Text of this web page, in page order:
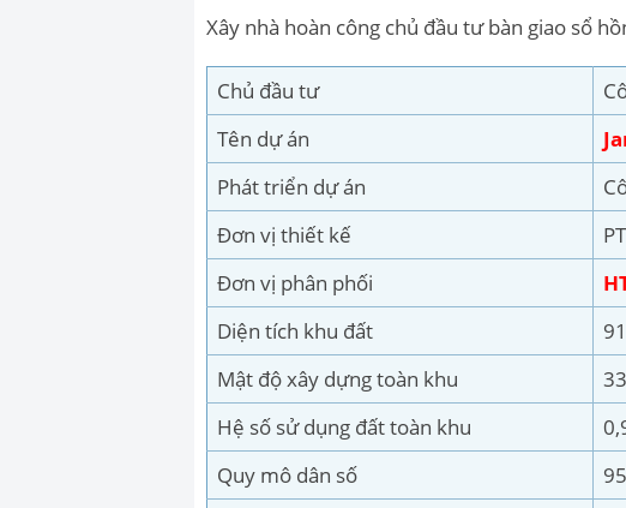
Xây nhà hoàn công chủ đầu tư bàn giao sổ
Chủ đầu tư
Tên dự án
Phát triển dự án
Đơn vị thiết kế
Đơn vị phân phối
Diện tích khu đất
Mật độ xây dựng toàn khu
Hệ số sử dụng đất toàn khu
Quy mô dân số